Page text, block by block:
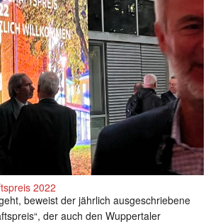
2022
beweist der jährlich ausgeschriebene
der auch den Wuppertaler